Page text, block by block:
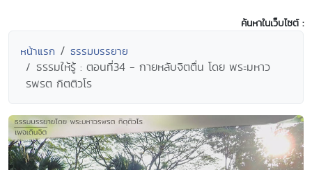
ค้นหาในเว็บไซต์ :
หน้าแรก ธรรมบรรยาย
ธรรมให้รู้ : ตอนที่34 - กายหลับจิตตื่น โดย พระมหาว
รพรต กิตติวโร